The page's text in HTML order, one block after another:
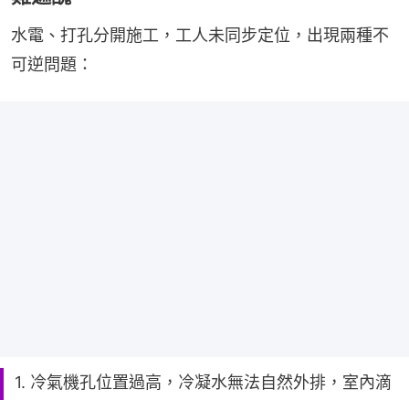
水電、打孔分開施工，工人未同步定位，出現兩種不
可逆問題：
1. 冷氣機孔位置過高，冷凝水無法自然外排，室內滴